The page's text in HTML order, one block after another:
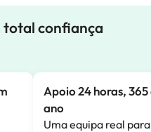
total confiança
Apoio 24 horas,
ano
Uma equipa real